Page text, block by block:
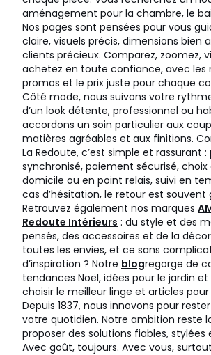
aménagement pour la chambre, le
Nos pages sont pensées pour vous
claire, visuels précis, dimensions bien
clients précieux. Comparez, zoomez,
achetez en toute confiance, avec les
promos et le prix juste pour chaque
Côté mode, nous suivons votre rythme.
d’un look détente, professionnel ou
accordons un soin particulier aux
matières agréables et aux finitions.
La Redoute, c’est simple et rassurant :
synchronisé, paiement sécurisé, choix
domicile ou en point relais, suivi en
cas d’hésitation, le retour est souvent
Retrouvez également nos marques
Redoute Intérieurs : du style et des
pensés, des accessoires et de la
toutes les envies, et ce sans
d’inspiration ? Notre blogregorge de
tendances Noël, idées pour le jardin
choisir le meilleur linge et articles
Depuis 1837, nous innovons pour
votre quotidien. Notre ambition reste
proposer des solutions fiables, stylées
Avec goût, toujours. Avec vous,